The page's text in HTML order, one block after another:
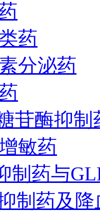
药
分泌药
苷酶抑制
敏药
制药与
制药及